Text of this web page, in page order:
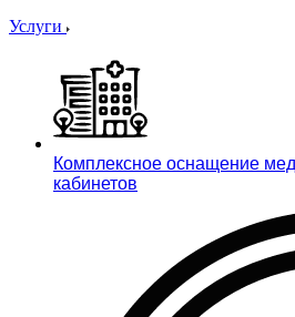
Услуги
Комплексное оснащение
кабинетов